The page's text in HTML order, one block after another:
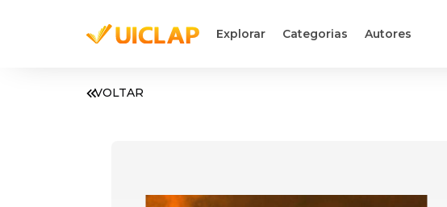
Explorar Categorias Autores
VOLTAR